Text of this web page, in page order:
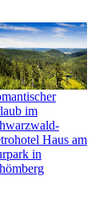
im
Haus am
in